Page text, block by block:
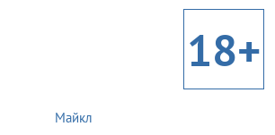
18+
Майкл